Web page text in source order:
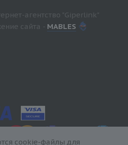
агентство "Giperlink"
сайта - MABLES
cookie-файлы для